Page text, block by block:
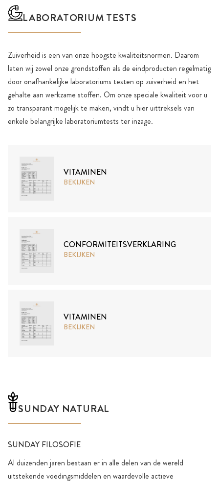
LABORATORIUM TESTS
Zuiverheid is een van onze hoogste kwaliteitsnormen. Daarom
laten wij zowel onze grondstoffen als de eindproducten regelmatig
door onafhankelijke laboratoriums testen op zuiverheid en het
gehalte aan werkzame stoffen. Om onze speciale kwaliteit voor u
zo transparant mogelijk te maken, vindt u hier uittreksels van
enkele belangrijke laboratoriumtests ter inzage.
VITAMINEN
BEKIJKEN
CONFORMITEITSVERKLARING
BEKIJKEN
VITAMINEN
BEKIJKEN
SUNDAY NATURAL
SUNDAY FILOSOFIE
Al duizenden jaren bestaan er in alle delen van de wereld
uitstekende voedingsmiddelen en waardevolle actieve